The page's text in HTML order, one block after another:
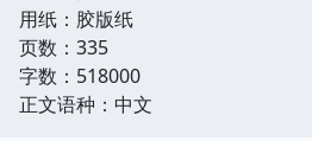
用纸：胶版纸
页数：335
字数：518000
正文语种：中文